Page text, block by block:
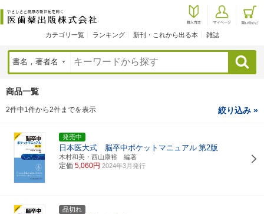
カテゴリ一覧 ランキング 新刊・これから出る本 雑誌
検索
商品一覧
2件中1件から2件までを表示 絞り込み »
発売中
日本医大式 脳卒中ポケットマニュアル 第2版
木村和美・西山康裕 編著
定価 5,060円 2024年3月発行
品切れ